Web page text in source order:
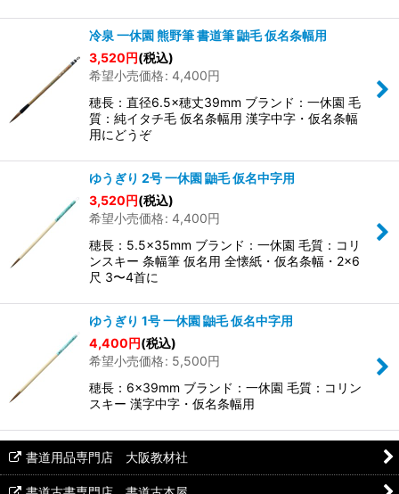
冷泉 一休園 熊野筆 書道筆 鼬毛 仮名条幅用
3,520円(税込)
希望小売価格: 4,400円
穂長：直径6.5×穂丈39mm ブランド：一休園 毛
質：純イタチ毛 仮名条幅用 漢字中字・仮名条幅
用にどうぞ
ゆうぎり 2号 一休園 鼬毛 仮名中字用
3,520円(税込)
希望小売価格: 4,400円
穂長：5.5×35mm ブランド：一休園 毛質：コリ
ンスキー 条幅筆 仮名用 全懐紙・仮名条幅・2×6
尺 3〜4首に
ゆうぎり 1号 一休園 鼬毛 仮名中字用
4,400円(税込)
希望小売価格: 5,500円
穂長：6×39mm ブランド：一休園 毛質：コリン
スキー 漢字中字・仮名条幅用
書道用品専門店 大阪教材社